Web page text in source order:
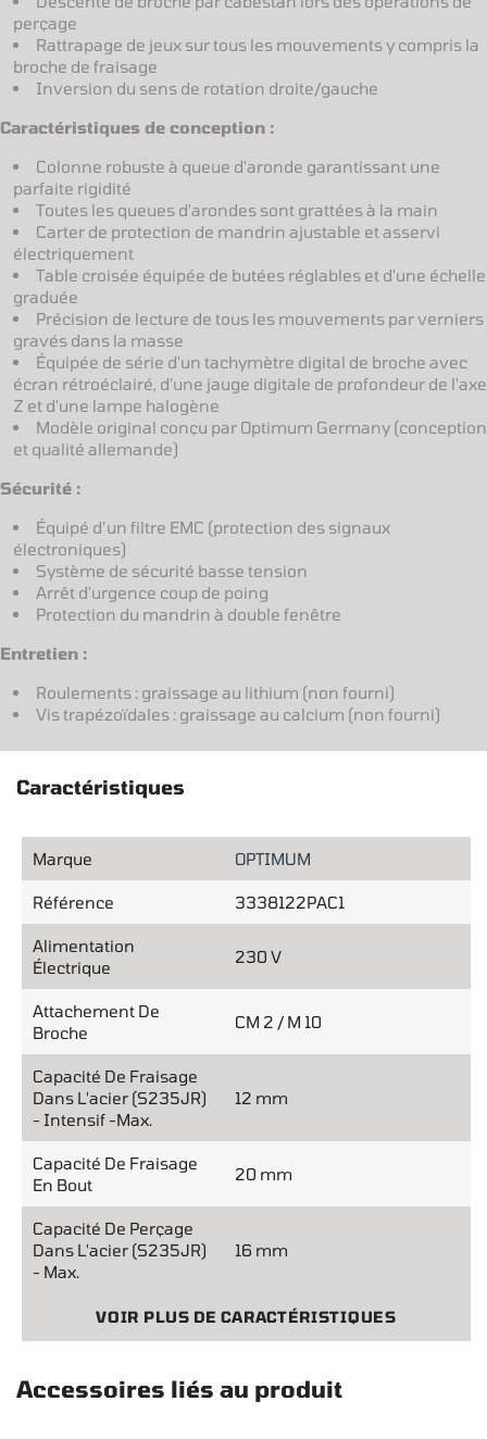
perçage
Rattrapage de jeux sur tous les mouvements y compris la
broche de fraisage
Inversion du sens de rotation droite/gauche
Caractéristiques de conception :
Colonne robuste à queue d'aronde garantissant une
parfaite rigidité
Toutes les queues d'arondes sont grattées à la main
Carter de protection de mandrin ajustable et asservi
électriquement
Table croisée équipée de butées réglables et d'une échelle
graduée
Précision de lecture de tous les mouvements par verniers
gravés dans la masse
Équipée de série d'un tachymètre digital de broche avec
écran rétroéclairé, d'une jauge digitale de profondeur de l'axe
Z et d'une lampe halogène
Modèle original conçu par Optimum Germany (conception
et qualité allemande)
Sécurité :
Équipé d’un filtre EMC (protection des signaux
électroniques)
Système de sécurité basse tension
Arrêt d'urgence coup de poing
Protection du mandrin à double fenêtre
Entretien :
Roulements : graissage au lithium (non fourni)
Vis trapézoïdales : graissage au calcium (non fourni)
Caractéristiques
Marque OPTIMUM
Référence 3338122PAC1
Alimentation
Électrique
230 V
Attachement De
Broche
CM 2 / M 10
Capacité De Fraisage
Dans L'acier (S235JR)
- Intensif -max.
12 mm
Capacité De Fraisage
En Bout
20 mm
Capacité De Perçage
Dans L'acier (S235JR)
- Max.
16 mm
VOIR PLUS DE CARACTÉRISTIQUES
Accessoires liés au produit